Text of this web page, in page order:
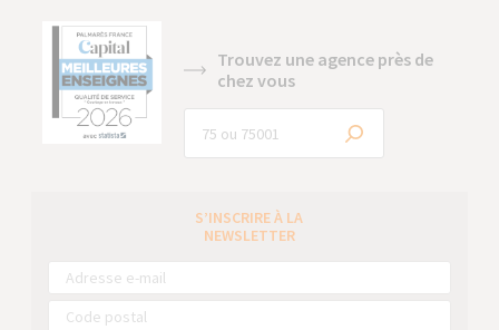
Trouvez une agence près de
chez vous
S’INSCRIRE À LA
NEWSLETTER